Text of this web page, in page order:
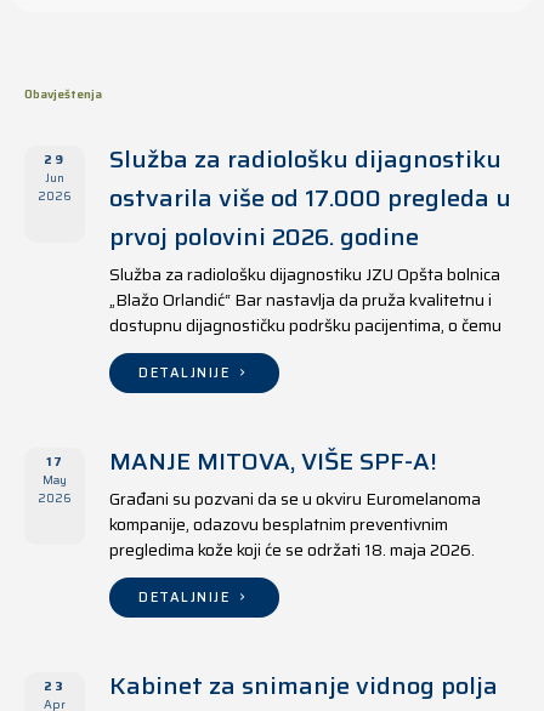
Obavještenja
29
Jun
2026
Služba za radiološku dijagnostiku
ostvarila više od 17.000 pregleda u
prvoj polovini 2026. godine
Služba za radiološku dijagnostiku JZU Opšta bolnica
„Blažo Orlandić“ Bar nastavlja da pruža kvalitetnu i
dostupnu dijagnostičku podršku pacijentima, o čemu
svjedoče i rezultati ostvareni u periodu od 1. januara
do 17. juna 2026. godine.
DETALJNIJE
17
May
2026
MANJE MITOVA, VIŠE SPF-A!
Građani su pozvani da se u okviru Euromelanoma
kompanije, odazovu besplatnim preventivnim
pregledima kože koji će se održati 18. maja 2026.
godine u jedanaest opština širom Crne Gore, kako u
državnim tako i u privatnim zdravstvenim ustanovama.
DETALJNIJE
23
Apr
Kabinet za snimanje vidnog polja